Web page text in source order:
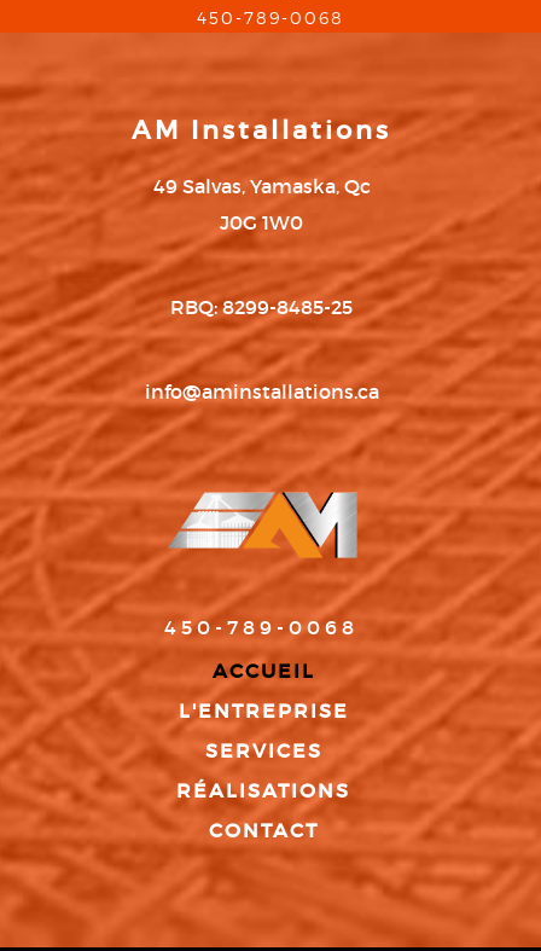
450-789-0068
AM Installations
49 Salvas, Yamaska, Qc
J0G 1W0
RBQ: 8299-8485-25
info@aminstallations.ca
450-789-0068
ACCUEIL
L'ENTREPRISE
SERVICES
RÉALISATIONS
CONTACT